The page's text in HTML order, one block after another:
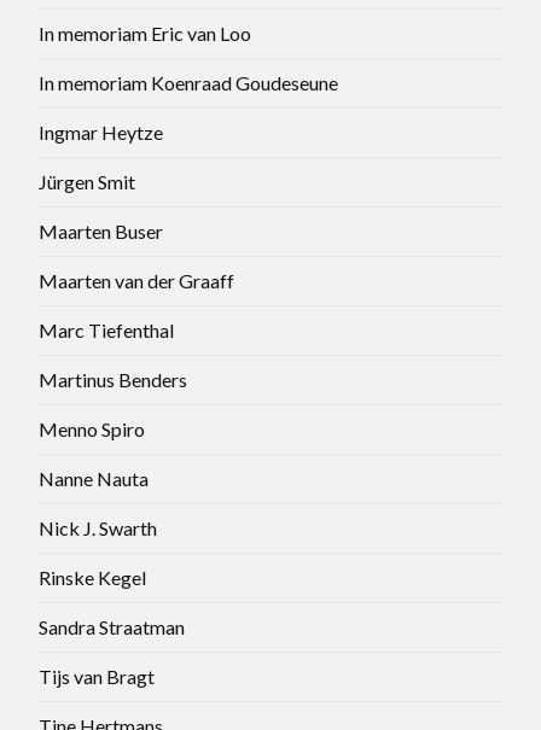
In memoriam Eric van Loo
In memoriam Koenraad Goudeseune
Ingmar Heytze
Jürgen Smit
Maarten Buser
Maarten van der Graaff
Marc Tiefenthal
Martinus Benders
Menno Spiro
Nanne Nauta
Nick J. Swarth
Rinske Kegel
Sandra Straatman
Tijs van Bragt